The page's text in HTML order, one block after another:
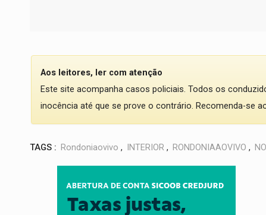
Aos leitores, ler com atenção
Este site acompanha casos policiais. Todos os
inocência até que se prove o contrário. Recomenda-se
TAGS : Rondoniaovivo , INTERIOR , RONDONIAAOVIVO ,